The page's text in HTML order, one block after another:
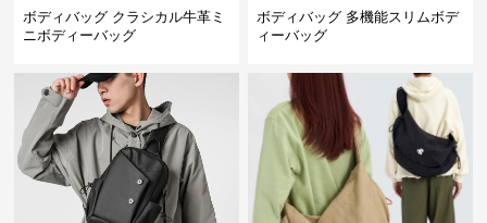
ボディバッグ クラシカル牛革ミ
ニボディーバッグ
ボディバッグ 多機能スリムボデ
ィーバッグ